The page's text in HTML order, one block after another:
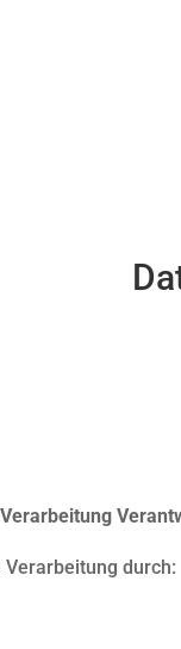
durch: